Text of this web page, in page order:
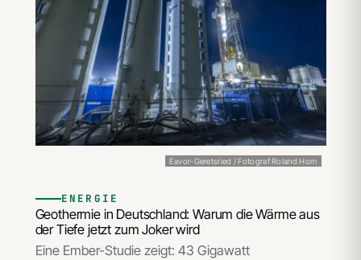
Eavor-Geretsried / Fotograf Roland Horn
ENERGIE
Geothermie in Deutschland: Warum die Wärme aus
der Tiefe jetzt zum Joker wird
Eine Ember-Studie zeigt: 43 Gigawatt